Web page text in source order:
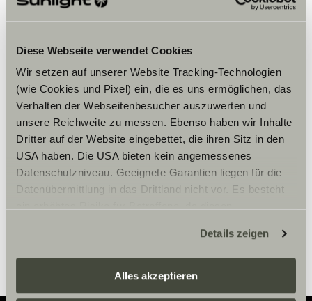
Diese Webseite verwendet Cookies
Wir setzen auf unserer Website Tracking-Technologien
(wie Cookies und Pixel) ein, die es uns ermöglichen, das
Verhalten der Webseitenbesucher auszuwerten und
unsere Reichweite zu messen. Ebenso haben wir Inhalte
Dritter auf der Website eingebettet, die ihren Sitz in den
USA haben. Die USA bieten kein angemessenes
Datenschutzniveau. Geeignete Garantien liegen für die
Datenübermittlung in das Drittland nicht vor. Es besteht
zustehen. Eingesetzte Dienstleister können Daten für
eigene Zwecke verarbeiten und mit anderen Daten
zusammenführen. Weitere Informationen finden Sie hier:
Datenschutzerklärung
Details zeigen
Alles akzeptieren
Accepteer marketing-cookies om
de tour te bekijken.
Cookie-instellingen